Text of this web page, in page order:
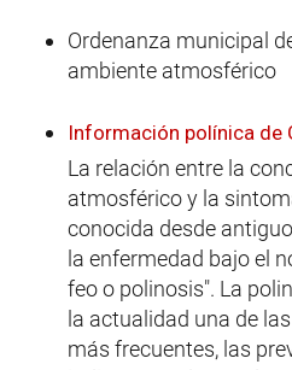
Ordenanza municipal
ambiente atmosférico
Información polínica de
La relación entre la
atmosférico y la
conocida desde
la enfermedad bajo el
feo o polinosis". La
la actualidad una de
más frecuentes, las